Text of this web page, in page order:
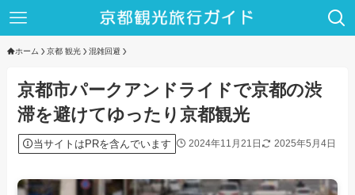
ホーム 京都 観光 混雑回避
京都市パークアンドライドで京都の渋
滞を避けてゆったり京都観光
当サイトはPRを含んでいます 2024年11月21日 2025年5月4日